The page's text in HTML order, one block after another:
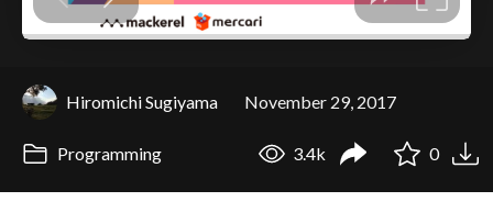
Hiromichi Sugiyama November 29, 2017
Programming 3.4k 0